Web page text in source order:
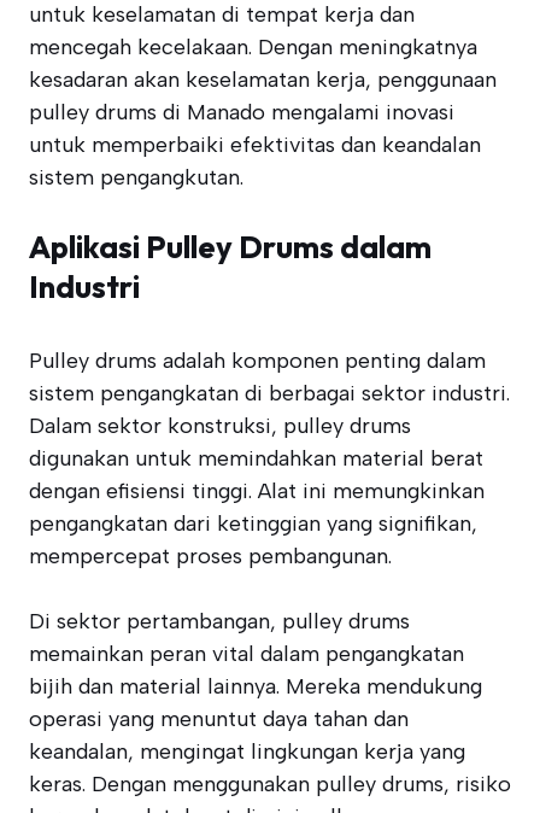
untuk keselamatan di tempat kerja dan
mencegah kecelakaan. Dengan meningkatnya
kesadaran akan keselamatan kerja, penggunaan
pulley drums di Manado mengalami inovasi
untuk memperbaiki efektivitas dan keandalan
sistem pengangkutan.
Aplikasi Pulley Drums dalam
Industri
Pulley drums adalah komponen penting dalam
sistem pengangkatan di berbagai sektor industri.
Dalam sektor konstruksi, pulley drums
digunakan untuk memindahkan material berat
dengan efisiensi tinggi. Alat ini memungkinkan
pengangkatan dari ketinggian yang signifikan,
mempercepat proses pembangunan.
Di sektor pertambangan, pulley drums
memainkan peran vital dalam pengangkatan
bijih dan material lainnya. Mereka mendukung
operasi yang menuntut daya tahan dan
keandalan, mengingat lingkungan kerja yang
keras. Dengan menggunakan pulley drums, risiko